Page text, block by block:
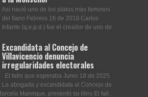
Así nació uno de los platos más famosos
del llano Febrero 16 de 2018 Carlos
Infante (q.e.p.d.) fue el creador de uno de
Excandidata al Concejo de
Villavicencio denuncia
irregularidades electorales
El fallo que esperaba Junio 18 de 2025
La abogada y excandidata al Concejo de
Manrique, presentó su libro El fall...